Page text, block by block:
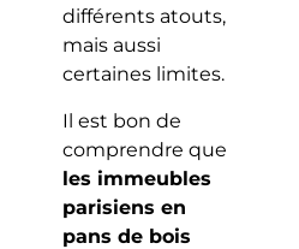
différents atouts,
mais aussi
certaines limites.
Il est bon de
comprendre que
les immeubles
parisiens en
pans de bois